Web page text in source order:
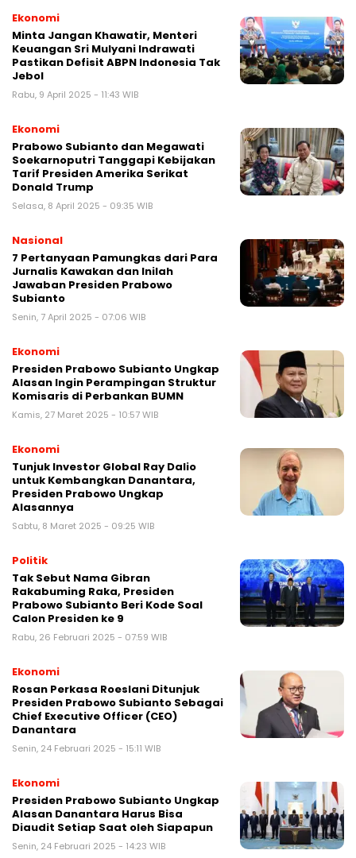
Ekonomi
Minta Jangan Khawatir, Menteri
Keuangan Sri Mulyani Indrawati
Pastikan Defisit ABPN Indonesia Tak
Jebol
Rabu, 9 April 2025 - 11:43 WIB
Ekonomi
Prabowo Subianto dan Megawati
Soekarnoputri Tanggapi Kebijakan
Tarif Presiden Amerika Serikat
Donald Trump
Selasa, 8 April 2025 - 09:35 WIB
Nasional
7 Pertanyaan Pamungkas dari Para
Jurnalis Kawakan dan Inilah
Jawaban Presiden Prabowo
Subianto
Senin, 7 April 2025 - 07:06 WIB
Ekonomi
Presiden Prabowo Subianto Ungkap
Alasan Ingin Perampingan Struktur
Komisaris di Perbankan BUMN
Kamis, 27 Maret 2025 - 10:57 WIB
Ekonomi
Tunjuk Investor Global Ray Dalio
untuk Kembangkan Danantara,
Presiden Prabowo Ungkap
Alasannya
Sabtu, 8 Maret 2025 - 09:25 WIB
Politik
Tak Sebut Nama Gibran
Rakabuming Raka, Presiden
Prabowo Subianto Beri Kode Soal
Calon Presiden ke 9
Rabu, 26 Februari 2025 - 07:59 WIB
Ekonomi
Rosan Perkasa Roeslani Ditunjuk
Presiden Prabowo Subianto Sebagai
Chief Executive Officer (CEO)
Danantara
Senin, 24 Februari 2025 - 15:11 WIB
Ekonomi
Presiden Prabowo Subianto Ungkap
Alasan Danantara Harus Bisa
Diaudit Setiap Saat oleh Siapapun
Senin, 24 Februari 2025 - 14:23 WIB